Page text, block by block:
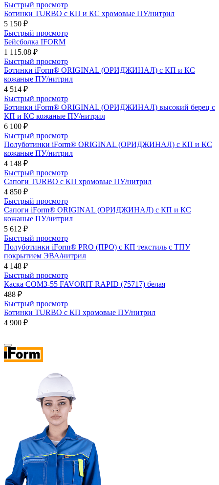
Быстрый просмотр
Ботинки TURBO с КП и КС хромовые ПУ/нитрил
5 150 ₽
Быстрый просмотр
Бейсболка IFORM
1 115.08 ₽
Быстрый просмотр
Ботинки iForm® ORIGINAL (ОРИДЖИНАЛ) с КП и КС
кожаные ПУ/нитрил
4 514 ₽
Быстрый просмотр
Ботинки iForm® ORIGINAL (ОРИДЖИНАЛ) высокий берец с
КП и КС кожаные ПУ/нитрил
6 100 ₽
Быстрый просмотр
Полуботинки iForm® ORIGINAL (ОРИДЖИНАЛ) с КП и КС
кожаные ПУ/нитрил
4 148 ₽
Быстрый просмотр
Сапоги TURBO с КП хромовые ПУ/нитрил
4 850 ₽
Быстрый просмотр
Сапоги iForm® ORIGINAL (ОРИДЖИНАЛ) с КП и КС
кожаные ПУ/нитрил
5 612 ₽
Быстрый просмотр
Полуботинки iForm® PRO (ПРО) с КП текстиль с ТПУ
покрытием ЭВА/нитрил
4 148 ₽
Быстрый просмотр
Каска СОМЗ-55 FAVORIT RAPID (75717) белая
488 ₽
Быстрый просмотр
Ботинки TURBO с КП хромовые ПУ/нитрил
4 900 ₽